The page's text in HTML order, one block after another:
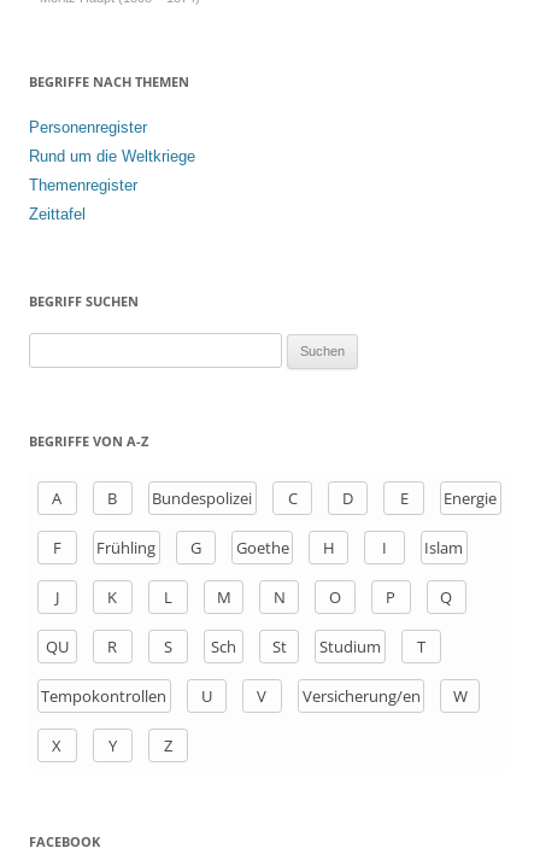
BEGRIFFE NACH THEMEN
Personenregister
Rund um die Weltkriege
Themenregister
Zeittafel
BEGRIFF SUCHEN
h
BEGRIFFE VON A-Z
A B Bundespolizei C D E Energie
F Frühling G Goethe H I Islam
J K L M N O P Q
QU R S Sch St Studium T
Tempokontrollen U V Versicherung/en W
X Y Z
FACEBOOK